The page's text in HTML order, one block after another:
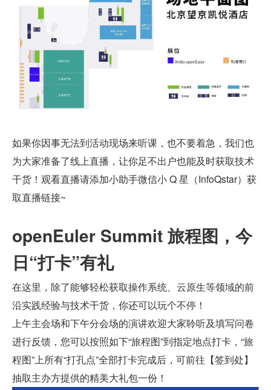
如果你因事无法到活动现场来听课，也不要着急，我们也
为大家准备了线上直播，让你足不出户也能及时获取技术
干货！观看直播请添加小助手微信小 Q 星（InfoQstar）获
取直播链接~
openEuler Summit 旅程图，今
日“打卡”有礼
在这里，除了能够轻松获取操作系统、云原生等领域的前
沿实践经验与技术干货，你还可以玩个不停！
上午主会场和下午分会场的演讲欢迎大家聆听及填写问卷
进行反馈，您可以按照如下“旅程图”到指定地点打卡，“旅
程图”上所有“打孔点”全部打卡完成后，可前往【签到处】
抽取主办方提供的精美大礼包一份！